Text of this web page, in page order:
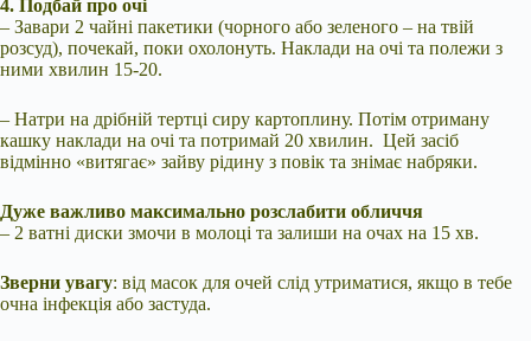
4. Подбай про очі
– Завари 2 чайні пакетики (чорного або зеленого – на твій
розсуд), почекай, поки охолонуть. Наклади на очі та полежи з
ними хвилин 15-20.
– Натри на дрібній тертці сиру картоплину. Потім отриману
кашку наклади на очі та потримай 20 хвилин. Цей засіб
відмінно «витягає» зайву рідину з повік та знімає набряки.
Дуже важливо максимально розслабити обличчя
– 2 ватні диски змочи в молоці та залиши на очах на 15 хв.
Зверни увагу: від масок для очей слід утриматися, якщо в тебе
очна інфекція або застуда.